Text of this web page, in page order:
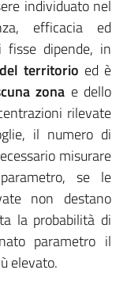
individuato nel
efficacia ed
fisse dipende, in
territorio ed è
zona e dello
rilevate
il numero di
misurare
se le
non destano
la probabilità di
parametro il
elevato.